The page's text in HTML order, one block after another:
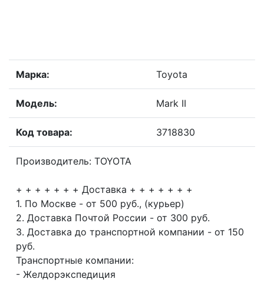
Марка: Toyota
Модель: Mark II
Код товара: 3718830
Производитель: TOYOTA
+ + + + + + + Доставка + + + + + + +
1. По Москве - от 500 руб., (курьер)
2. Доставка Почтой России - от 300 руб.
3. Доставка до транспортной компании - от 150
руб.
Транспортные компании:
- Желдорэкспедиция